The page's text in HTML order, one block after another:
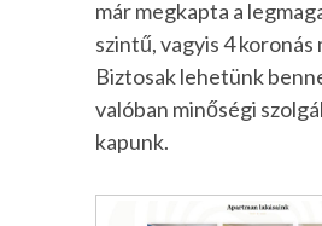
már megkapta a
szintű, vagyis 4
Biztosak lehetünk
valóban minőségi
kapunk.